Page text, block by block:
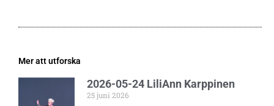
Mer att utforska
2026-05-24 LiliAnn Karppinen
25 juni 2026